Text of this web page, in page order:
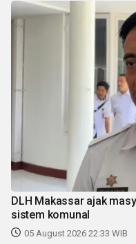
DLH Makassar ajak
sistem komunal
05 August 2026 22:33 WIB